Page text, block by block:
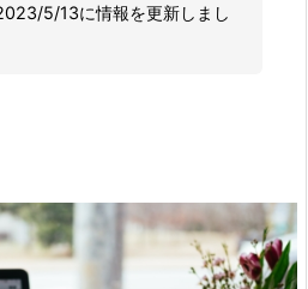
5/13に情報を更新しまし